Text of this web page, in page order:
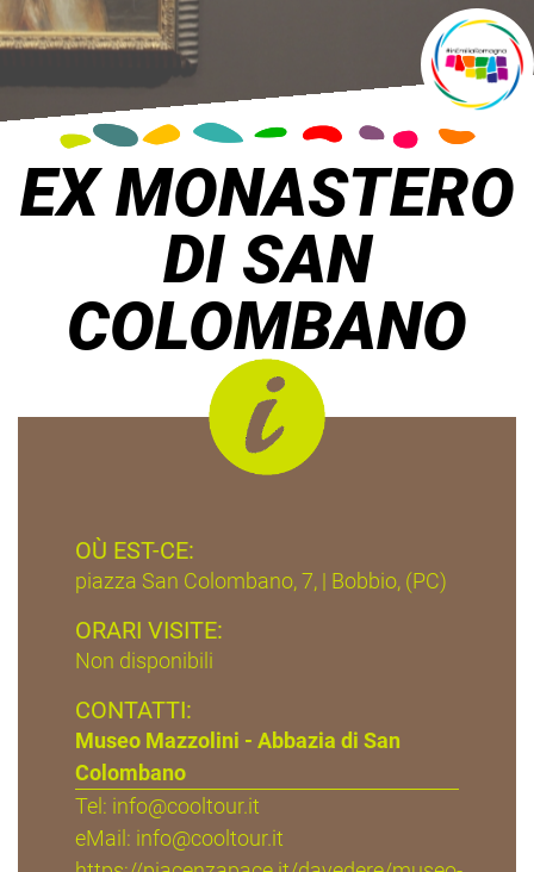
EX MONASTERO
DI SAN
COLOMBANO
OÙ EST-CE:
piazza San Colombano, 7, | Bobbio, (PC)
ORARI VISITE:
Non disponibili
CONTATTI:
Museo Mazzolini - Abbazia di San
Colombano
Tel: info@cooltour.it
eMail: info@cooltour.it